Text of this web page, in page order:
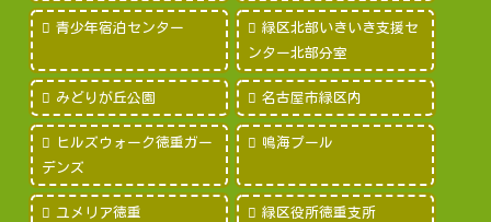
青少年宿泊センター
緑区北部いきいき支援セ
ンター北部分室
みどりが丘公園 名古屋市緑区内
ヒルズウォーク徳重ガー
デンズ
鳴海プール
ユメリア徳重 緑区役所徳重支所